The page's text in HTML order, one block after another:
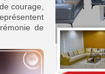
courage,
de